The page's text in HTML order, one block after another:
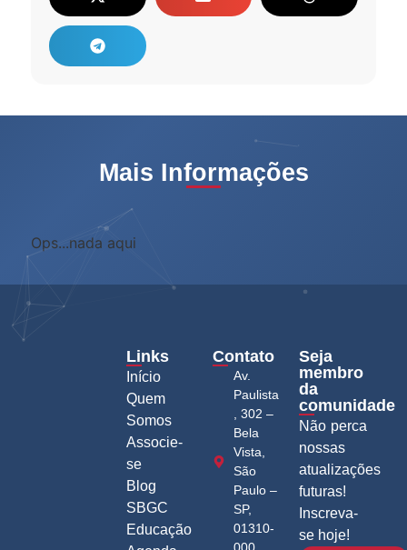
Mais Informações
Ops...nada aqui
Links
Início
Quem
Somos
Associe-
se
Blog
SBGC
Educação
Contato
Av.
Paulista
, 302 –
Bela
Vista,
São
Paulo –
SP,
01310-
Seja
membro
da
comunidade
Não perca
nossas
atualizações
futuras!
Inscreva-
se hoje!